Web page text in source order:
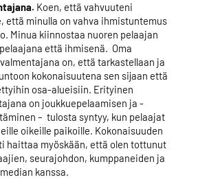
Koen, että vahvuuteni
että minulla on vahva ihmistuntemus
Minua kiinnostaa nuoren pelaajan
että ihmisenä. Oma
on, että tarkastellaan ja
kokonaisuutena sen sijaan että
osa-alueisiin. Erityinen
on joukkuepelaamisen ja -
– tulosta syntyy, kun pelaajat
oikeille paikoille. Kokonaisuuden
haittaa myöskään, että olen tottunut
seurajohdon, kumppaneiden ja
kanssa.